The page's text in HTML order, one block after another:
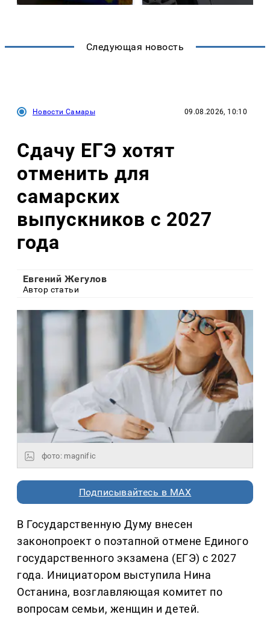
Следующая новость
Новости Самары 09.08.2026, 10:10
Сдачу ЕГЭ хотят
отменить для
самарских
выпускников с 2027
года
Евгений Жегулов
Автор статьи
фото: magnific
Подписывайтесь в MAX
В Государственную Думу внесен
законопроект о поэтапной отмене Единого
государственного экзамена (ЕГЭ) с 2027
года. Инициатором выступила Нина
Останина, возглавляющая комитет по
вопросам семьи, женщин и детей.